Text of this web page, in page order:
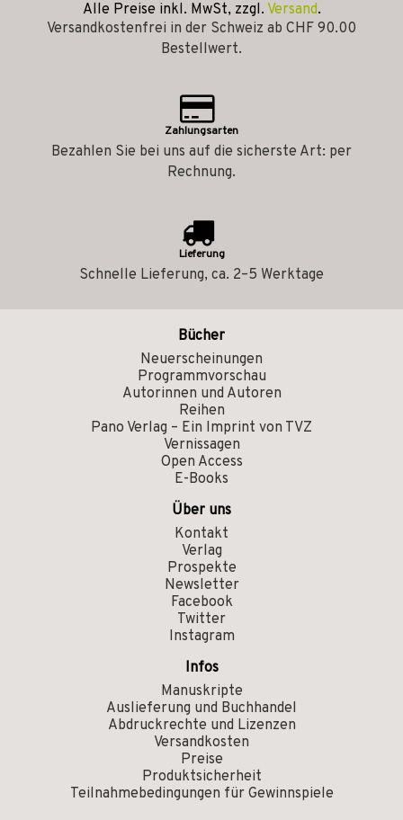
Alle Preise inkl. MwSt, zzgl. Versand.
Versandkostenfrei in der Schweiz ab CHF 90.00
Bestellwert.
Zahlungsarten
Bezahlen Sie bei uns auf die sicherste Art: per
Rechnung.
Lieferung
Schnelle Lieferung, ca. 2–5 Werktage
Bücher
Neuerscheinungen
Programmvorschau
Autorinnen und Autoren
Reihen
Pano Verlag – Ein Imprint von TVZ
Vernissagen
Open Access
E-Books
Über uns
Kontakt
Verlag
Prospekte
Newsletter
Facebook
Twitter
Instagram
Infos
Manuskripte
Auslieferung und Buchhandel
Abdruckrechte und Lizenzen
Versandkosten
Preise
Produktsicherheit
Teilnahmebedingungen für Gewinnspiele